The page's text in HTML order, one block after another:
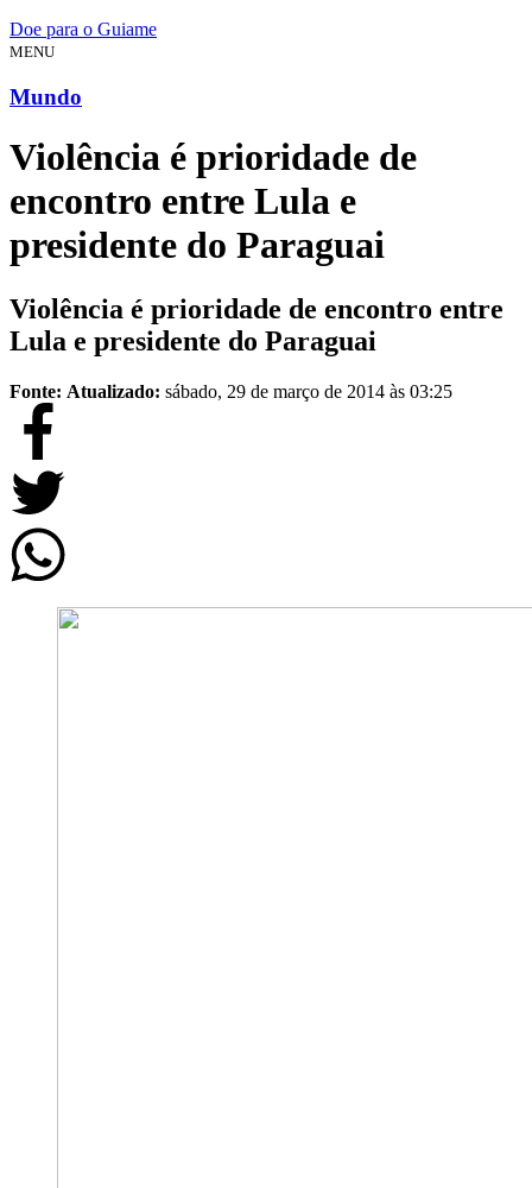
Doe para o Guiame
MENU
Mundo
Violência é prioridade de
encontro entre Lula e
presidente do Paraguai
Violência é prioridade de encontro entre
Lula e presidente do Paraguai
Fonte: Atualizado: sábado, 29 de março de 2014 às 03:25